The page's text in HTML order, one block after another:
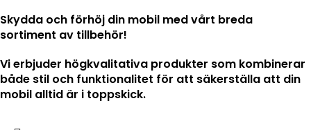
Skydda och förhöj din mobil med vårt breda
sortiment av tillbehör!
Vi erbjuder högkvalitativa produkter som kombinerar
både stil och funktionalitet för att säkerställa att din
mobil alltid är i toppskick.